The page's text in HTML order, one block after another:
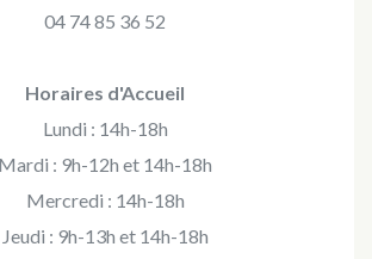
04 74 85 36 52
Horaires d'Accueil
Lundi : 14h-18h
Mardi : 9h-12h et 14h-18h
Mercredi : 14h-18h
Jeudi : 9h-13h et 14h-18h